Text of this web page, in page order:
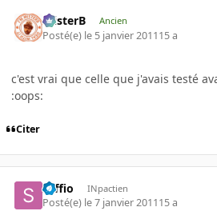
misterB Ancien
Posté(e) le 5 janvier 201115 a
c'est vrai que celle que j'avais testé
:oops:
Citer
saffio INpactien
Posté(e) le 7 janvier 201115 a